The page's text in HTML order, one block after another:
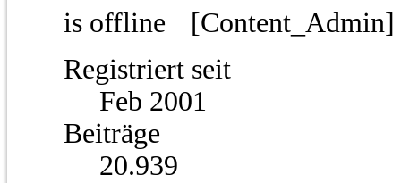
[Content_Admin]
Registriert seit
Feb 2001
Beiträge
20.939